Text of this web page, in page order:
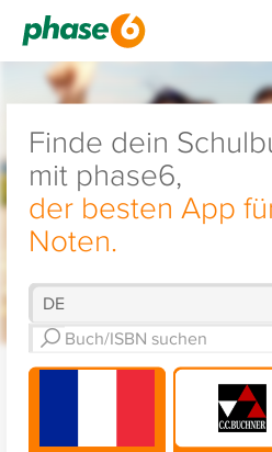
Finde dein
mit phase6,
der besten App
Noten.